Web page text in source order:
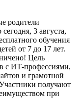
3 августа,
обучения
от 7 до 17 лет.
Цель
с ИТ-профессиями,
и грамотной
получают
при